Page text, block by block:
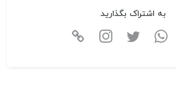
به اشتراک بگذارید